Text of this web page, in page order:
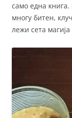
само една
многу битен,
лежи сета